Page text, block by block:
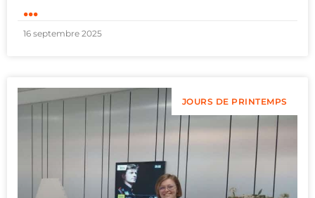
...
16 septembre 2025
JOURS DE PRINTEMPS